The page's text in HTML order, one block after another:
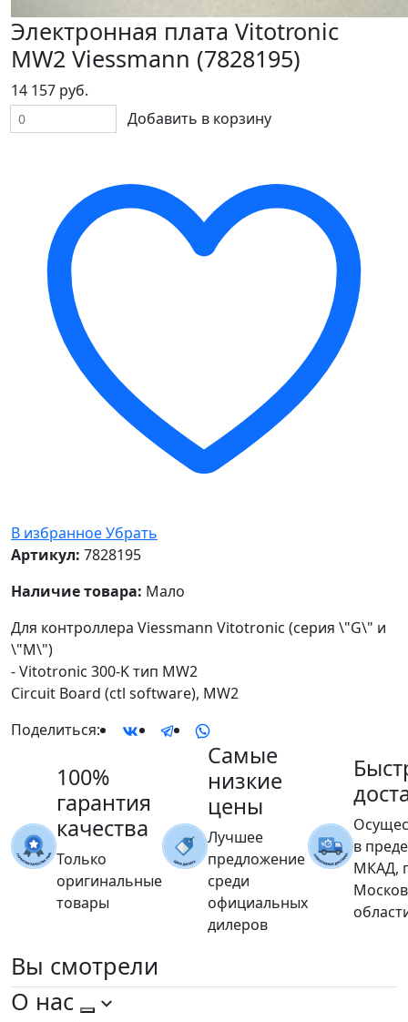
Электронная плата Vitotronic
MW2 Viessmann (7828195)
14 157 руб.
Добавить в корзину
В избранноеУбрать
Артикул: 7828195
Наличие товара: Мало
Для контроллера Viessmann Vitotronic (серия \"G\" и
\"M\")
- Vitotronic 300-K тип MW2
Circuit Board (ctl software), MW2
Поделиться:
100%
гарантия
качества
Только
оригинальные
товары
Самые
низкие
цены
Лучшее
предложение
среди
официальных
дилеров
в
МКАД,
Вы смотрели
О нас